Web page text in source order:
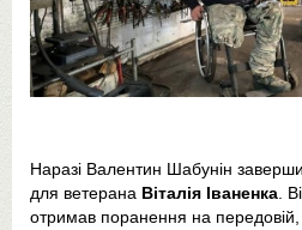
Наразі Валентин Шабунін
для ветерана Віталія Іваненка.
отримав поранення на